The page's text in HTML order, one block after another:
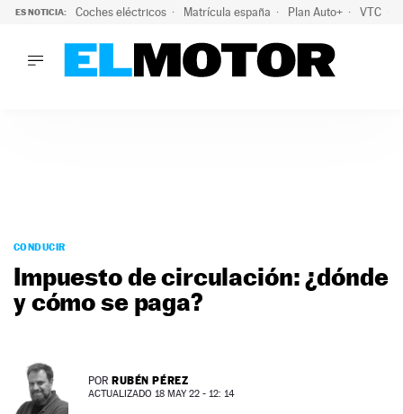
ES NOTICIA: Coches eléctricos Matrícula españa Plan Auto+ VTC
PODCAST
MOTOS
TECNOLOGÍA
SUPERCOCHES
PREMIOS
SERVICIOS
CONDUCIR
Impuesto de circulación: ¿dónde
y cómo se paga?
POR RUBÉN PÉREZ
ACTUALIZADO 18 MAY 22 - 12: 14